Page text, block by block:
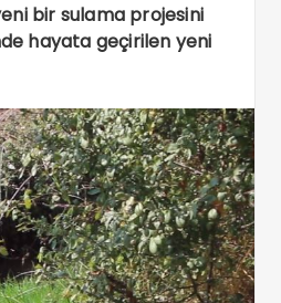
bir sulama projesini
hayata geçirilen yeni